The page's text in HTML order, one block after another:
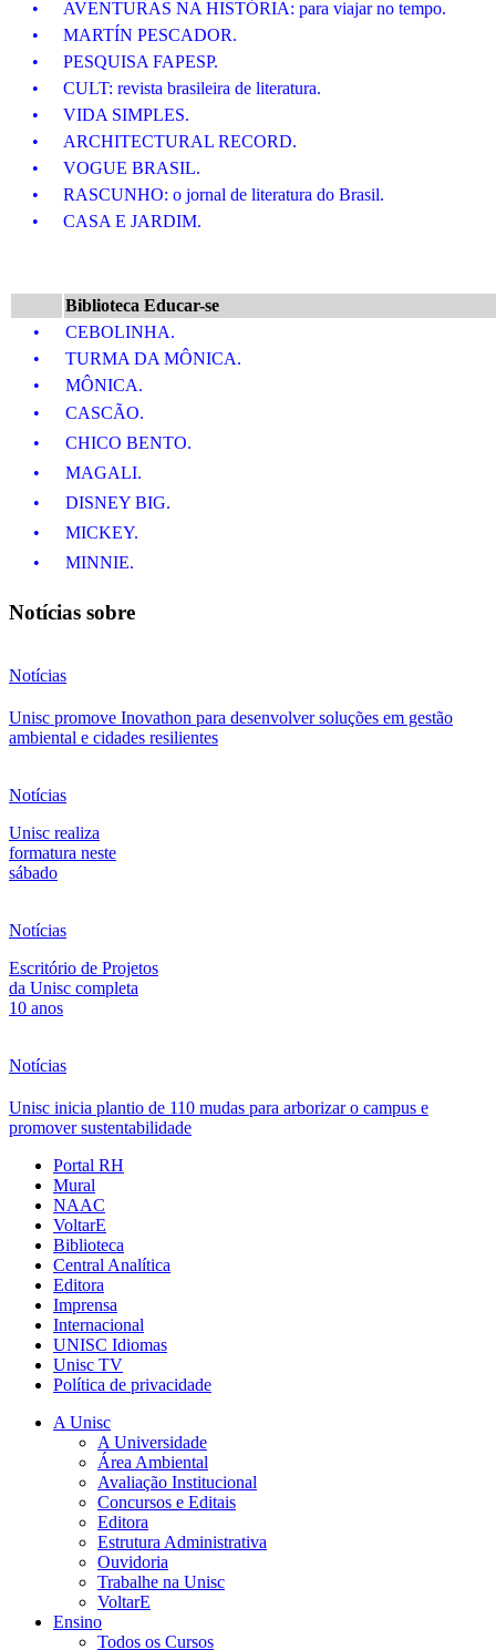
•
AVENTURAS NA HISTÓRIA: para viajar no tempo.
•
MARTÍN PESCADOR.
•
PESQUISA FAPESP.
•
CULT: revista brasileira de literatura.
•
VIDA SIMPLES.
•
ARCHITECTURAL RECORD.
•
VOGUE BRASIL.
•
RASCUNHO: o jornal de literatura do Brasil.
•
CASA E JARDIM.
Biblioteca Educar-se
•
CEBOLINHA.
•
TURMA DA MÔNICA.
•
MÔNICA.
•
CASCÃO.
•
CHICO BENTO.
•
MAGALI.
•
DISNEY BIG.
•
MICKEY.
•
MINNIE.
Notícias sobre
Notícias
Unisc promove Inovathon para desenvolver soluções em gestão
ambiental e cidades resilientes
Notícias
Unisc realiza
formatura neste
sábado
Notícias
Escritório de Projetos
da Unisc completa
10 anos
Notícias
Unisc inicia plantio de 110 mudas para arborizar o campus e
promover sustentabilidade
Portal RH
Mural
NAAC
VoltarE
Biblioteca
Central Analítica
Editora
Imprensa
Internacional
UNISC Idiomas
Unisc TV
Política de privacidade
A Unisc
A Universidade
Área Ambiental
Avaliação Institucional
Concursos e Editais
Editora
Estrutura Administrativa
Ouvidoria
Trabalhe na Unisc
VoltarE
Ensino
Todos os Cursos